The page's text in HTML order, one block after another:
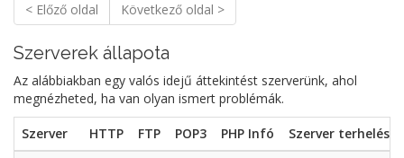
< Előző oldal Következő oldal >
Szerverek állapota
Az alábbiakban egy valós idejű áttekintést szerverünk, ahol
megnézheted, ha van olyan ismert problémák.
Szerver HTTP FTP POP3 PHP Infó
Szerver terhelés